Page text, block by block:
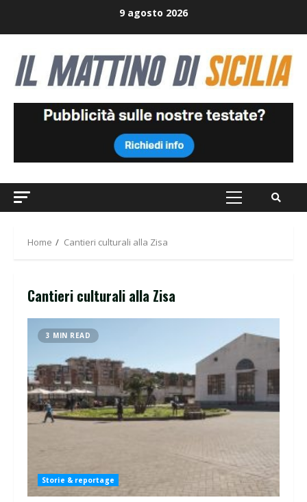
9 agosto 2026
Primary
Home Cantieri culturali alla Zisa
Cantieri culturali alla Zisa
3 MIN READ
Storie & reportage